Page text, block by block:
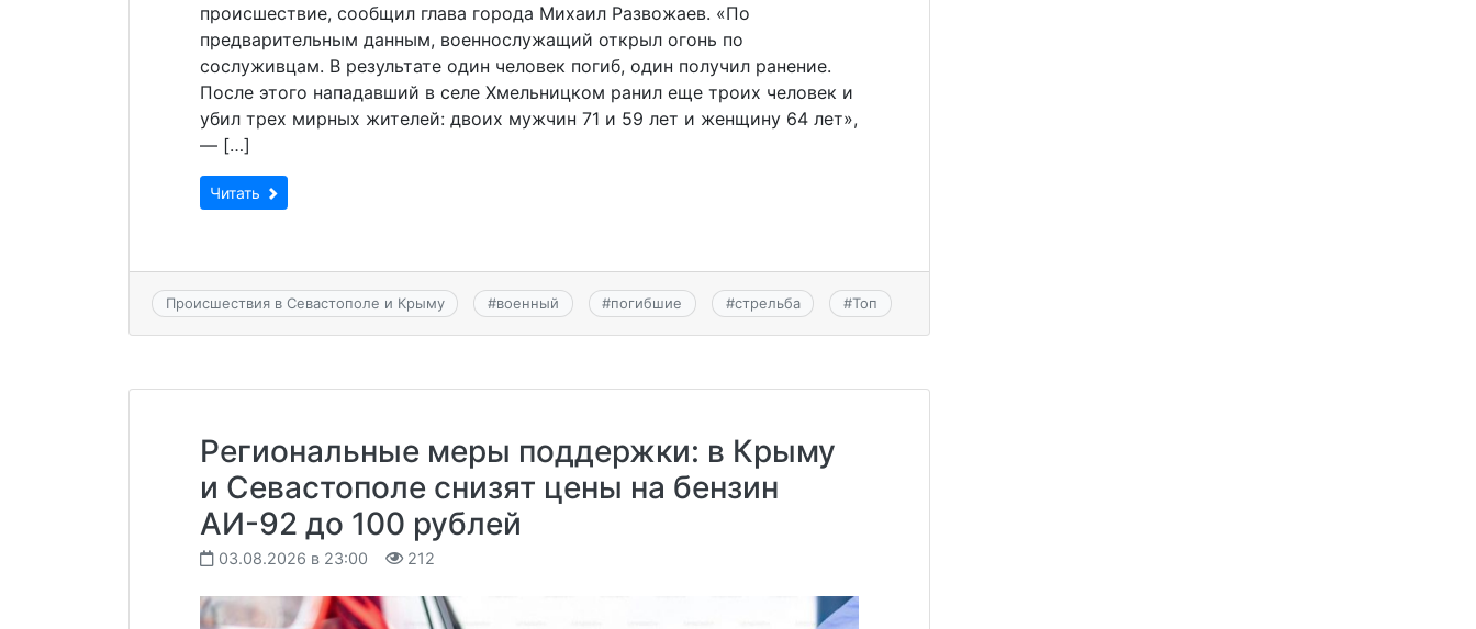
происшествие, сообщил глава города Михаил Развожаев. «По
предварительным данным, военнослужащий открыл огонь по
сослуживцам. В результате один человек погиб, один получил ранение.
После этого нападавший в селе Хмельницком ранил еще троих человек и
убил трех мирных жителей: двоих мужчин 71 и 59 лет и женщину 64 лет»,
— […]
Читать
Происшествия в Севастополе и Крыму #военный #погибшие #стрельба #Топ
Региональные меры поддержки: в Крыму
и Севастополе снизят цены на бензин
АИ-92 до 100 рублей
03.08.2026 в 23:00 212